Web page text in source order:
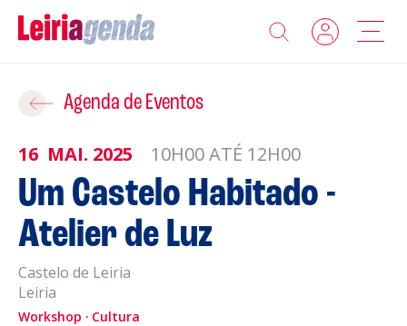
Agenda
Sobre a Leiriagenda
Promotores
Clubes Desportivos
Contactos
Agenda de Eventos
16 MAI. 2025 10H00 ATÉ 12H00
Um Castelo Habitado -
Atelier de Luz
Castelo de Leiria
Leiria
Workshop Cultura
Adicionar ao Roteiro
ROTEIROS EXISTENTES
CRIAR NOVO